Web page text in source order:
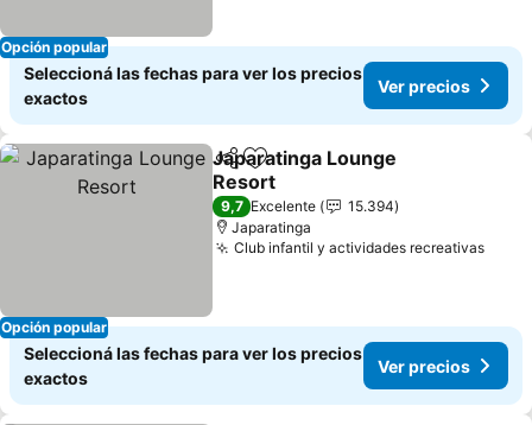
Opción popular
Seleccioná las fechas para ver los precios
exactos
Ver precios
Opción popular
CompartirAñadir a favoritos
Japaratinga Lounge
Resort
9,7 Excelente
15.394
Japaratinga
Club infantil y actividades recreativas
Seleccioná las fechas para ver los precios
exactos
Ver precios